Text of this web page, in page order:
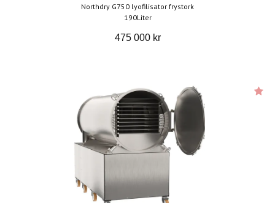
Northdry G750 lyofilisator frystork
190Liter
475 000 kr